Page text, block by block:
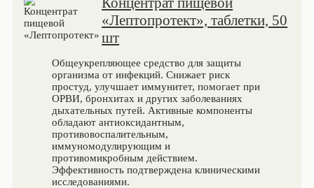
«Лептопротект», таблетки, 50
шт
Общеукрепляющее средство для защиты
организма от инфекций. Снижает риск
простуд, улучшает иммунитет, помогает при
ОРВИ, бронхитах и других заболеваниях
дыхательных путей. Активные компоненты
обладают антиоксидантным,
противовоспалительным,
иммуномодулирующим и
противомикробным действием.
Эффективность подтверждена клиническими
исследованиями.